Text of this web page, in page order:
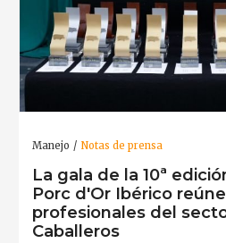
Manejo Notas de prensa
La gala de la 10ª
Porc d'Or Ibérico
profesionales del
Caballeros